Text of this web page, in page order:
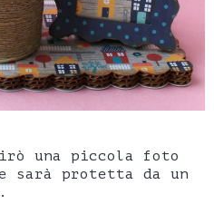
una piccola foto
sarà protetta da un